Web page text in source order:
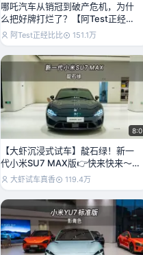
哪吒汽车从销冠到破产危机，为什
么把好牌打烂了？【阿Test正经比
比】阿Test正经比比 151.1万
8:0
【大虾沉浸式试车】靛石绿！新一
代小米SU7 MAX版👉快来快来～带
你沉浸式体验！
大虾试车真香 119.4万